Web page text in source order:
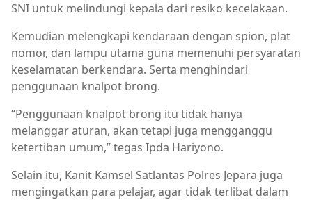
SNI untuk melindungi kepala dari resiko kecelakaan.
Kemudian melengkapi kendaraan dengan spion, plat
nomor, dan lampu utama guna memenuhi persyaratan
keselamatan berkendara. Serta menghindari
penggunaan knalpot brong.
“Penggunaan knalpot brong itu tidak hanya
melanggar aturan, akan tetapi juga mengganggu
ketertiban umum,” tegas Ipda Hariyono.
Selain itu, Kanit Kamsel Satlantas Polres Jepara juga
mengingatkan para pelajar, agar tidak terlibat dalam